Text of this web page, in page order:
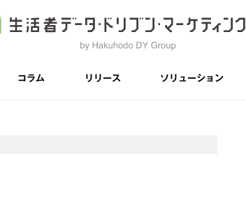
コラム リリース ソリューション